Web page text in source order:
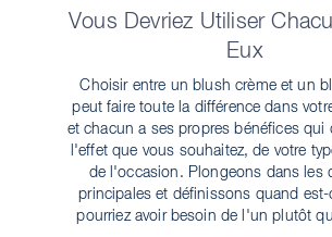
Vous Devriez Utiliser
Eux
Choisir entre un blush crème et un
peut faire toute la différence dans
et chacun a ses propres bénéfices qui
l'effet que vous souhaitez, de votre
de l'occasion. Plongeons dans les
principales et définissons quand
pourriez avoir besoin de l'un plutôt